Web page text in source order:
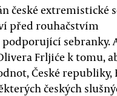
české extremistické
před rouhačstvím
sebranky.
Frljiće k tomu,
České republiky,
českých